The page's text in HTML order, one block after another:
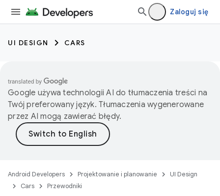
Zaloguj się
UI DESIGN CARS
Google używa technologii AI do tłumaczenia treści na
Twój preferowany język. Tłumaczenia wygenerowane
przez AI mogą zawierać błędy.
Android Developers Projektowanie i planowanie
UI Design
Cars
Przewodniki